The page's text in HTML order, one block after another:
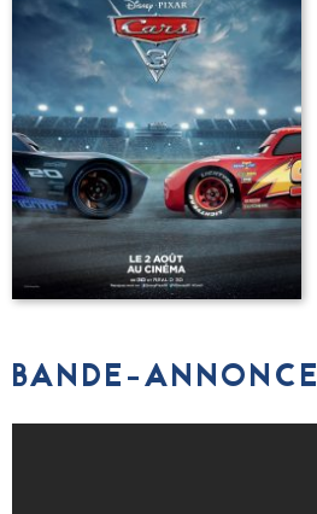
BANDE-ANNONCE